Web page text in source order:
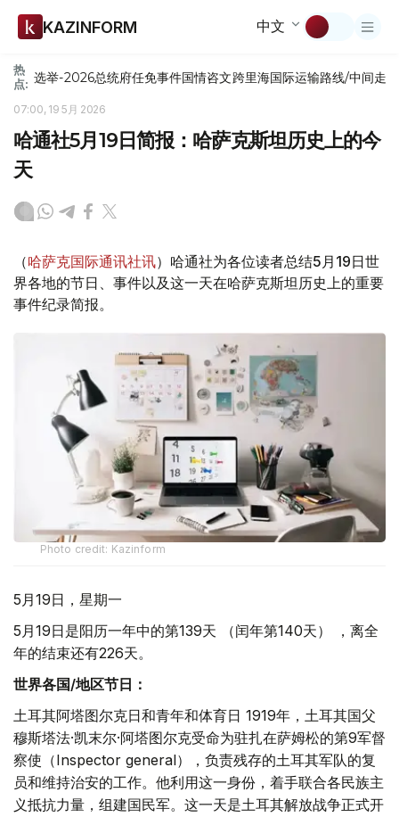
KAZINFORM 中文
热
点: 选举-2026总统府任免事件国情咨文跨里海国际运输路线/中间走廊
07:00, 19 5月 2026
哈通社5月19日简报：哈萨克斯坦历史上的今
天
（哈萨克国际通讯社讯）哈通社为各位读者总结5月19日世
界各地的节日、事件以及这一天在哈萨克斯坦历史上的重要
事件纪录简报。
Photo credit: Kazinform
5月19日，星期一
5月19日是阳历一年中的第139天 （闰年第140天） ，离全
年的结束还有226天。
世界各国/地区节日：
土耳其阿塔图尔克日和青年和体育日 1919年，土耳其国父
穆斯塔法·凯末尔·阿塔图尔克受命为驻扎在萨姆松的第9军督
察使（Inspector general），负责残存的土耳其军队的复
员和维持治安的工作。他利用这一身份，着手联合各民族主
义抵抗力量，组建国民军。这一天是土耳其解放战争正式开